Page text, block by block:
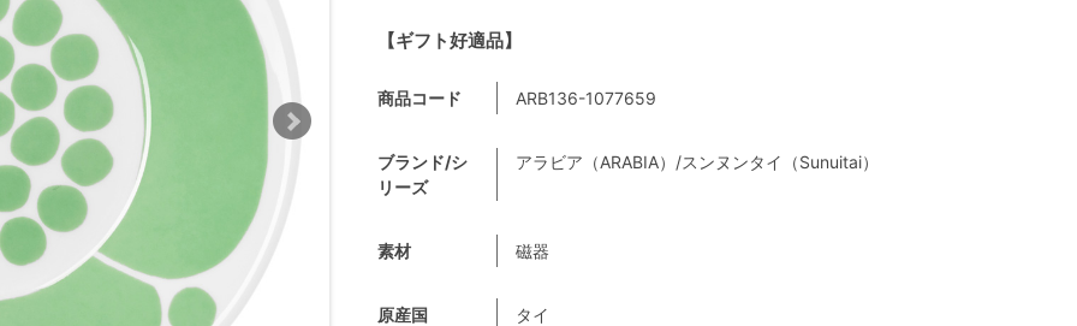
【ギフト好適品】
商品コード ARB136-1077659
ブランド/シ
リーズ
アラビア（ARABIA）/スンヌンタイ（Sunuitai）
素材 磁器
原産国 タイ